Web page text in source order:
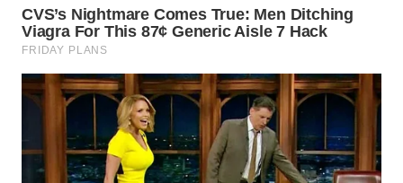
WN
LANGKAT
WN
SELATAN